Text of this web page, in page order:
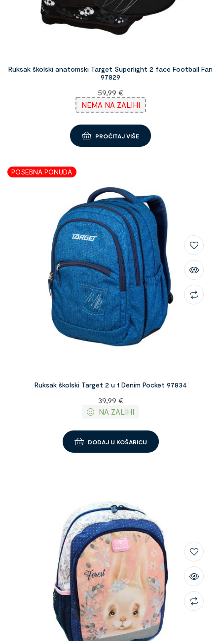
Ruksak školski anatomski Target Superlight 2 face Football Fan
97829
59,99 €
NEMA NA ZALIHI
PROČITAJ VIŠE
POSEBNA PONUDA
Ruksak školski Target 2 u 1 Denim Pocket 97834
39,99 €
NA ZALIHI
DODAJ U KOŠARICU